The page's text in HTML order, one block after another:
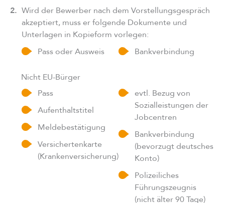
2. Wird der Bewerber nach dem Vorstellungsgespräch
akzeptiert, muss er folgende Dokumente und
Unterlagen in Kopieform vorlegen:
Pass oder Ausweis
Bankverbindung
Nicht EU-Bürger
Pass
Aufenthaltstitel
Meldebestätigung
Versichertenkarte
(Krankenversicherung)
evtl. Bezug von
Sozialleistungen der
Jobcentren
Bankverbindung
(bevorzugt deutsches
Konto)
Polizeiliches
Führungszeugnis
(nicht älter 90 Tage)